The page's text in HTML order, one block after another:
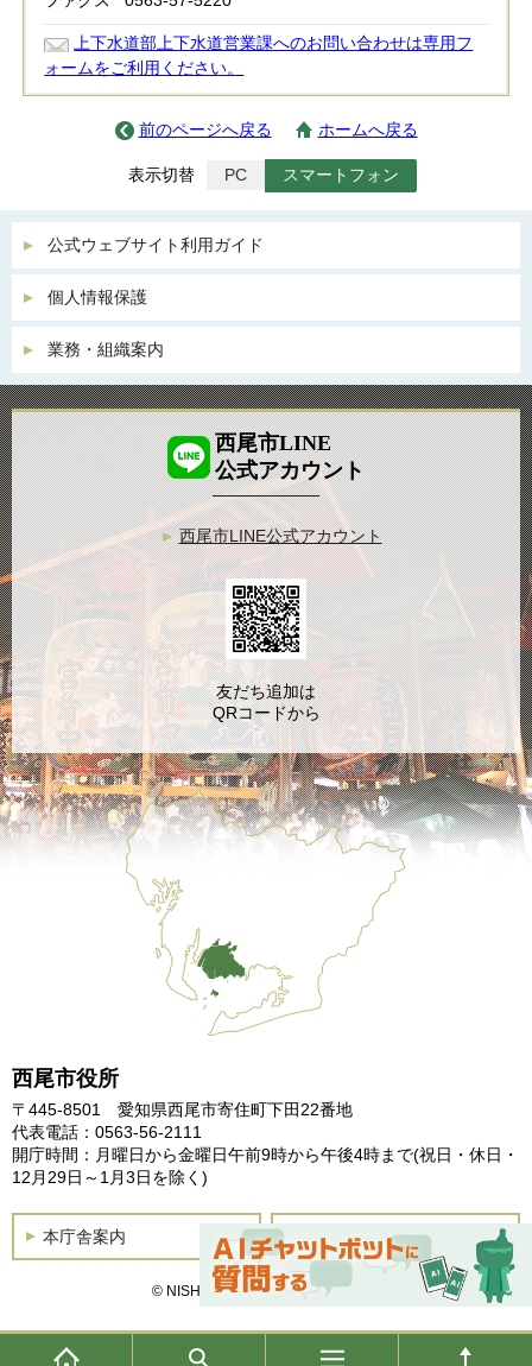
上下水道部上下水道営業課へのお問い合わせは専用フ
ォームをご利用ください。
前のページへ戻る ホームへ戻る
表示切替 PC スマートフォン
公式ウェブサイト利用ガイド
個人情報保護
業務・組織案内
西尾市役所
〒445-8501 愛知県西尾市寄住町下田22番地
代表電話：0563-56-2111
開庁時間：月曜日から金曜日午前9時から午後4時まで(祝日・休日・
12月29日～1月3日を除く)
本庁舎案内 土曜開庁
© NISHIO City, All Rights Reserved.
西尾市LINE
公式アカウント
西尾市LINE公式アカウント
友だち追加は
QRコードから